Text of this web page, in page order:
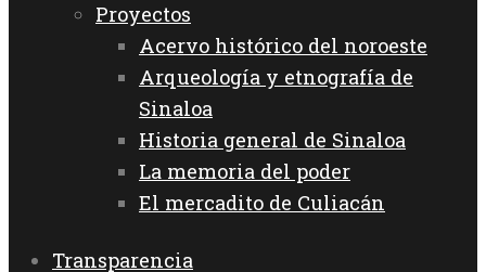
Proyectos
Acervo histórico del noroeste
Arqueología y etnografía de
Sinaloa
Historia general de Sinaloa
La memoria del poder
El mercadito de Culiacán
Transparencia